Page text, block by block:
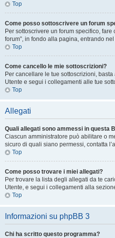
Top
Come posso sottoscrivere un forum
Per sottoscrivere un forum specifico,
forum”, in fondo alla pagina, entrando
Top
Come cancello le mie sottoscrizioni?
Per cancellare le tue sottoscrizioni,
Utente e segui i collegamenti alle tue
Top
Allegati
Quali allegati sono ammessi in questa
Ciascun amministratore può abilitare o
sicuro di quali siano permessi, contatta
Top
Come posso trovare i miei allegati?
Per trovare la lista degli allegati da te
Utente, e segui i collegamenti alla
Top
Informazioni su phpBB 3
Chi ha scritto questo programma?